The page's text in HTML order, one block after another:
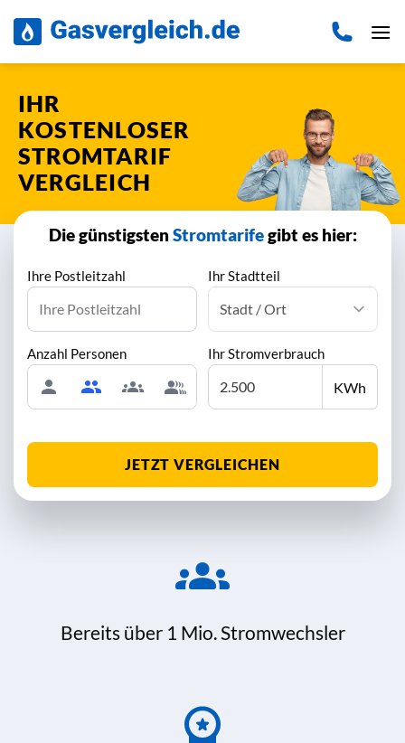
Inhalt
IHR
KOSTENLOSER
STROMTARIF
VERGLEICH
Die günstigsten Stromtarifegibt es hier:
Ihre Postleitzahl Ihr Stadtteil
Anzahl Personen Ihr Stromverbrauch
KWh
JETZT VERGLEICHEN
Bereits über 1 Mio. Stromwechsler